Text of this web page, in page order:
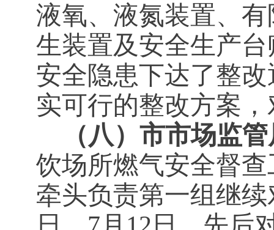
液氧、液氮装置、
生装置及安全生产
安全隐患下达了整
实可行的整改方案
（八）市市场监
饮场所燃气安全督
牵头负责第一组继